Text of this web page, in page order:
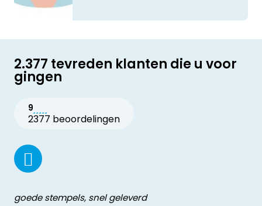
2.377 tevreden klanten die u voor
gingen
9
2377 beoordelingen
goede stempels, snel geleverd